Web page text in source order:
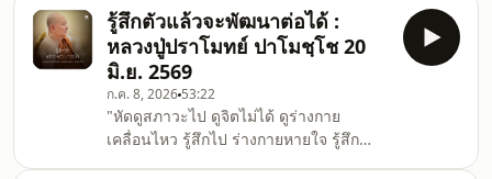
สัมมาสมาธิจะดีขึ้น เมื่อสัมมาสมาธิเราดี
มากแล้ว การเจริญปัญญาจะไม่ยากเลย จะ
ใช้เวลานิดเดียวเลย ใช้เวลาไม่นานก็จะ
เข้าใจธรรมะ ธรรมะเบื้องต้นก็รู้ตัวเราไม่มี
ธรรมะเบื้องปลายก็จะรู้ว่าสิ่งที่มีคือตัวทุกข์
พอรู้อย่างนี้จิตจะปล่อยวางทุกสิ่งทุกอย่าง
เพื่อจะเข้าไปสู่หล
รู้สึกตัวแล้วจะพัฒนาต่อได้ :
หลวงปู่ปราโมทย์ ปาโมชฺโช 20
มิ.ย. 2569
ก.ค. 8, 2026 53:22
"หัดดูสภาวะไป ดูจิตไม่ได้ ดูร่างกาย
เคลื่อนไหว รู้สึกไป ร่างกายหายใจ รู้สึก